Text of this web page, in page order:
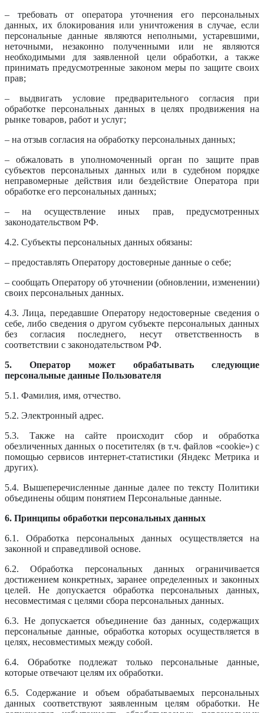
– требовать от оператора уточнения его персональных
данных, их блокирования или уничтожения в случае, если
персональные данные являются неполными, устаревшими,
неточными, незаконно полученными или не являются
необходимыми для заявленной цели обработки, а также
принимать предусмотренные законом меры по защите своих
прав;
– выдвигать условие предварительного согласия при
обработке персональных данных в целях продвижения на
рынке товаров, работ и услуг;
– на отзыв согласия на обработку персональных данных;
– обжаловать в уполномоченный орган по защите прав
субъектов персональных данных или в судебном порядке
неправомерные действия или бездействие Оператора при
обработке его персональных данных;
– на осуществление иных прав, предусмотренных
законодательством РФ.
4.2. Субъекты персональных данных обязаны:
– предоставлять Оператору достоверные данные о себе;
– сообщать Оператору об уточнении (обновлении, изменении)
своих персональных данных.
4.3. Лица, передавшие Оператору недостоверные сведения о
себе, либо сведения о другом субъекте персональных данных
без согласия последнего, несут ответственность в
соответствии с законодательством РФ.
5. Оператор может обрабатывать следующие
персональные данные Пользователя
5.1. Фамилия, имя, отчество.
5.2. Электронный адрес.
5.3. Также на сайте происходит сбор и обработка
обезличенных данных о посетителях (в т.ч. файлов «cookie») с
помощью сервисов интернет-статистики (Яндекс Метрика и
других).
5.4. Вышеперечисленные данные далее по тексту Политики
объединены общим понятием Персональные данные.
6. Принципы обработки персональных данных
6.1. Обработка персональных данных осуществляется на
законной и справедливой основе.
6.2. Обработка персональных данных ограничивается
достижением конкретных, заранее определенных и законных
целей. Не допускается обработка персональных данных,
несовместимая с целями сбора персональных данных.
6.3. Не допускается объединение баз данных, содержащих
персональные данные, обработка которых осуществляется в
целях, несовместимых между собой.
6.4. Обработке подлежат только персональные данные,
которые отвечают целям их обработки.
6.5. Содержание и объем обрабатываемых персональных
данных соответствуют заявленным целям обработки. Не